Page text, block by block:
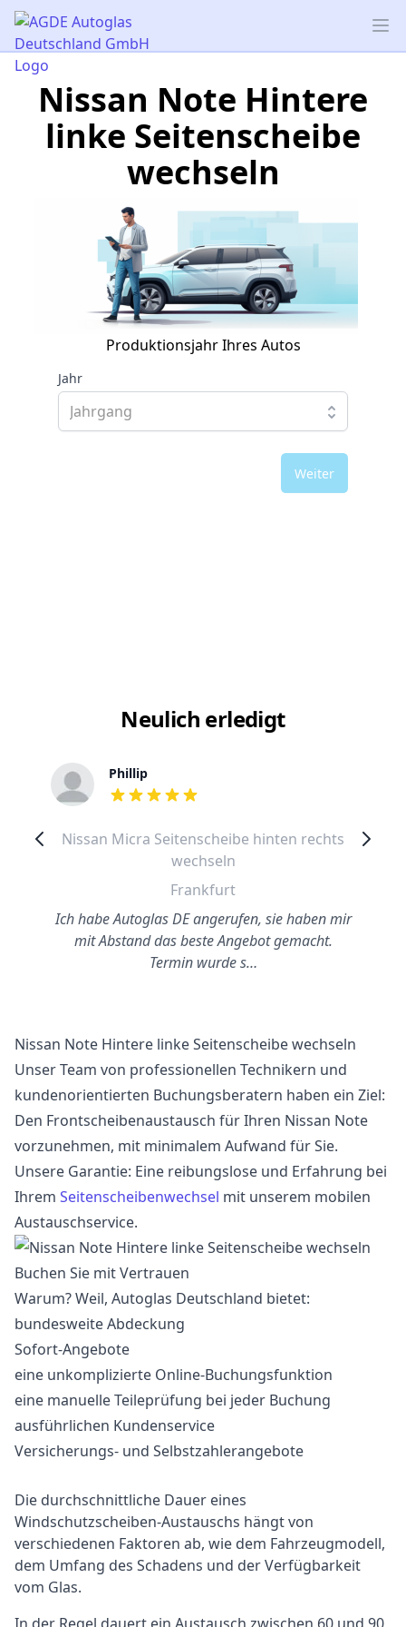
AGDE Autoglas Deutschland GmbH
Nissan Note Hintere
linke Seitenscheibe
wechseln
Produktionsjahr Ihres Autos
Jahr
Weiter
Neulich erledigt
Phillip
out of 5 stars
Nissan Micra Seitenscheibe hinten rechts
wechseln
Frankfurt
Ich habe Autoglas DE angerufen, sie haben mir
mit Abstand das beste Angebot gemacht.
Termin wurde s…
Nissan Note Hintere linke Seitenscheibe wechseln
Unser Team von professionellen Technikern und
kundenorientierten Buchungsberatern haben ein Ziel:
Den Frontscheibenaustausch für Ihren Nissan Note
vorzunehmen, mit minimalem Aufwand für Sie.
Unsere Garantie: Eine reibungslose und Erfahrung bei
Ihrem Seitenscheibenwechsel mit unserem mobilen
Austauschservice.
Buchen Sie mit Vertrauen
Warum? Weil, Autoglas Deutschland bietet:
bundesweite Abdeckung
Sofort-Angebote
eine unkomplizierte Online-Buchungsfunktion
eine manuelle Teileprüfung bei jeder Buchung
ausführlichen Kundenservice
Versicherungs- und Selbstzahlerangebote
Die durchschnittliche Dauer eines
Windschutzscheiben-Austauschs hängt von
verschiedenen Faktoren ab, wie dem Fahrzeugmodell,
dem Umfang des Schadens und der Verfügbarkeit
vom Glas.